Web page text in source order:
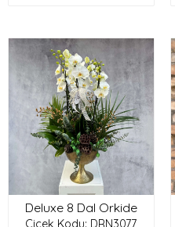
Deluxe 8 Dal Orkide
Çiçek Kodu: DRN3077